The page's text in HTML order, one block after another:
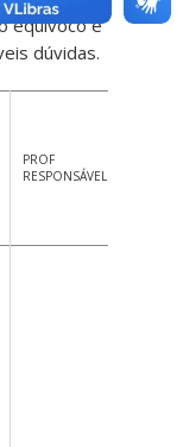
equívoco e
dúvidas.
PROF
RESPONSÁVEL